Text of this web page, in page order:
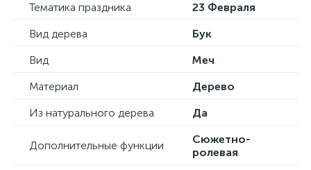
Тематика праздника
23 Февраля
Вид дерева
Бук
Вид
Меч
Материал
Дерево
Из натурального дерева
Да
Дополнительные функции
Сюжетно-
ролевая